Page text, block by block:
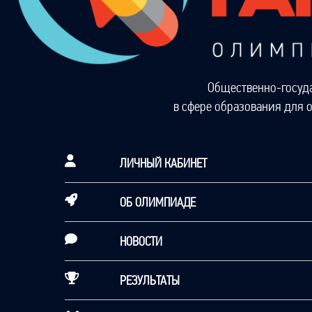
Общественно-
в сфере образования для
ЛИЧНЫЙ КАБИНЕТ
ОБ ОЛИМПИАДЕ
НОВОСТИ
РЕЗУЛЬТАТЫ